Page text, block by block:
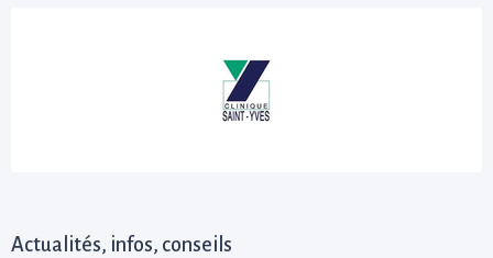
Actualités, infos, conseils